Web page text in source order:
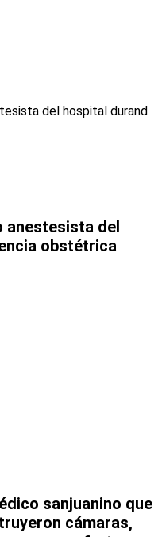
anestesista del
obstétrica
sanjuanino que
cámaras,